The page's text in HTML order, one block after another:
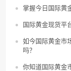
掌握今日国际黄
国际黄金现货平
如今国际黄金市
吗？
你知道国际黄金